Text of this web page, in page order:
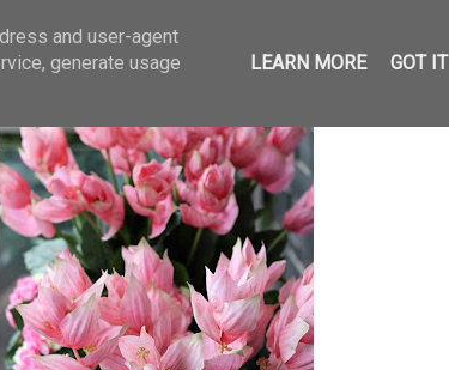
and user-agent
generate usage
LEARN MORE GOT IT